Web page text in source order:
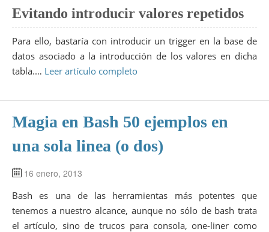
Evitando introducir valores repetidos
Para ello, bastaría con introducir un trigger en la base de
datos asociado a la introducción de los valores en dicha
tabla.… Leer artículo completo
Magia en Bash 50 ejemplos en
una sola linea (o dos)
16 enero, 2013
Bash es una de las herramientas más potentes que
tenemos a nuestro alcance, aunque no sólo de bash trata
el artículo, sino de trucos para consola, one-liner como